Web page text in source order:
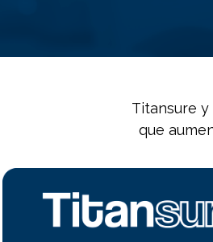
Titansure
que